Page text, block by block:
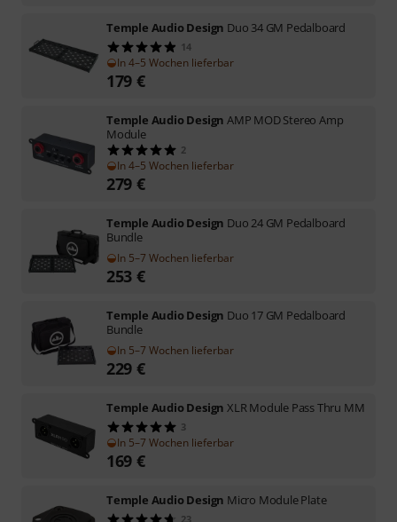
Temple Audio Design Duo 34 GM Pedalboard
14
In 4–5 Wochen lieferbar
179 €
Temple Audio Design AMP MOD Stereo Amp
Module
2
In 4–5 Wochen lieferbar
279 €
Temple Audio Design Duo 24 GM Pedalboard
Bundle
In 5–7 Wochen lieferbar
253 €
Temple Audio Design Duo 17 GM Pedalboard
Bundle
In 5–7 Wochen lieferbar
229 €
Temple Audio Design XLR Module Pass Thru MM
3
In 5–7 Wochen lieferbar
169 €
Temple Audio Design Micro Module Plate
23